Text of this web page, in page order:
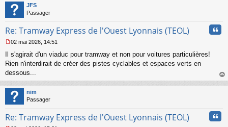
JFS
Passager
Re: Tramway Express de l'Ouest Lyonnais (TEOL)
e
s
s
g
e
n
n
02 mai 2026, 14:51
Il s'agirait d'un viaduc pour tramway et non pour voitures particulières!
Rien n'interdirait de créer des pistes cyclables et espaces verts en
dessous...
au
nim
Passager
Re: Tramway Express de l'Ouest Lyonnais (TEOL)